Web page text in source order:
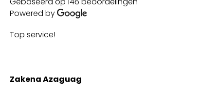
Powered by
Top service!
Zakena Azaguag